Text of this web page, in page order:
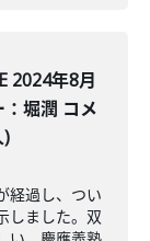
2024年8月
堀潤 コメ
)
経過し、つい
しました。双